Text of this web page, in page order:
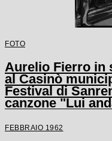
FOTO
Aurelio Fierro in
al Casinò
Festival di
canzone "Lui
FEBBRAIO 1962